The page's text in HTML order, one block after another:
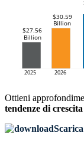
Ottieni
tendenze di crescita